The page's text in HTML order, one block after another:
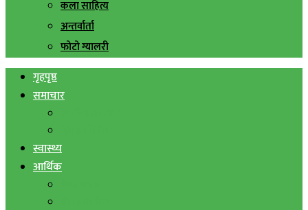
कला साहित्य
अन्तर्वार्ता
फोटो ग्यालरी
गृहपृष्ठ
समाचार
स्वास्थ्य
आर्थिक